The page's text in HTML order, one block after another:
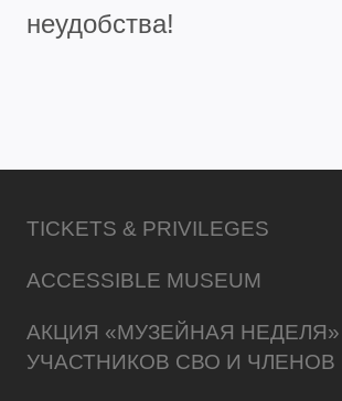
неудобства!
TICKETS & PRIVILEGES
ACCESSIBLE MUSEUM
АКЦИЯ «МУЗЕЙНАЯ НЕДЕЛЯ»
УЧАСТНИКОВ СВО И